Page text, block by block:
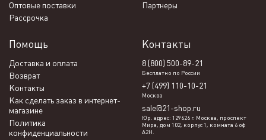
Оптовые поставки
Партнеры
Рассрочка
Помощь
Доставка и оплата
Возврат
Контакты
Как сделать заказ в интернет-
магазине
Политика
конфиденциальности
Контакты
8 (800) 500-89-21
Бесплатно по России
+7 (499) 110-10-21
Москва
sale@21-shop.ru
Юр. адрес: 129626 г. Москва, проспект
Мира, дом 102, корпус 1, комната 6 оф
А2Н.